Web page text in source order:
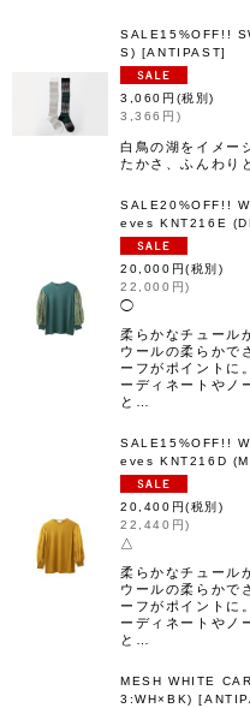
SALE15%OFF!!
S) [ANTIPAST]
3,060 円 (税別)
3,366 円 )
白鳥の湖をイメー
たかさ、ふんわり
SALE20%OFF!!
eves KNT216E
20,000 円(税別)
22,000 円)
◯
柔らかなチュール
ウールの柔らかで
ーフがポイントに
ーディネートやノ
と…
SALE15%OFF!!
eves KNT216D
20,400 円(税別)
22,440 円)
△
柔らかなチュール
ウールの柔らかで
ーフがポイントに
ーディネートやノ
と…
MESH WHITE
3:WH×BK) [